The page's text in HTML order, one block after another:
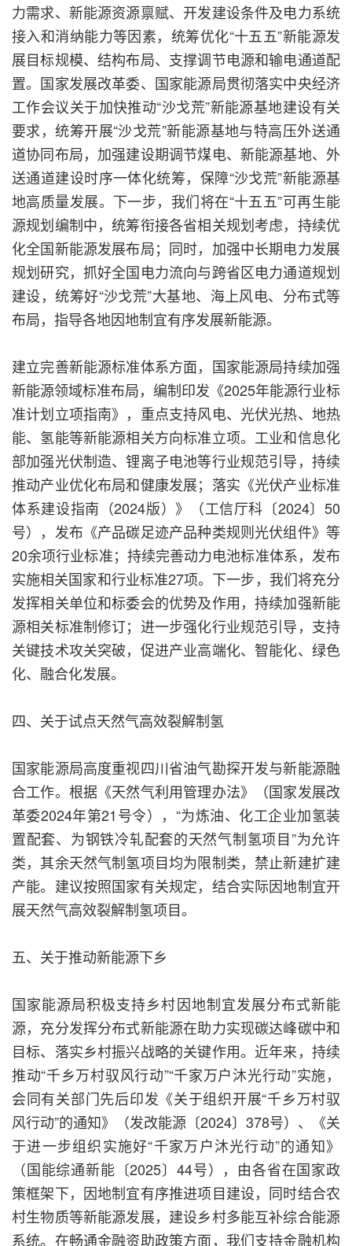
力需求、新能源资源禀赋、开发建设条件及电力系统
接入和消纳能力等因素，统筹优化“十五五”新能源发
展目标规模、结构布局、支撑调节电源和输电通道配
置。国家发展改革委、国家能源局贯彻落实中央经济
工作会议关于加快推动“沙戈荒”新能源基地建设有关
要求，统筹开展“沙戈荒”新能源基地与特高压外送通
道协同布局，加强建设期调节煤电、新能源基地、外
送通道建设时序一体化统筹，保障“沙戈荒”新能源基
地高质量发展。下一步，我们将在“十五五”可再生能
源规划编制中，统筹衔接各省相关规划考虑，持续优
化全国新能源发展布局；同时，加强中长期电力发展
规划研究，抓好全国电力流向与跨省区电力通道规划
建设，统筹好“沙戈荒”大基地、海上风电、分布式等
布局，指导各地因地制宜有序发展新能源。
建立完善新能源标准体系方面，国家能源局持续加强
新能源领域标准布局，编制印发《2025年能源行业标
准计划立项指南》，重点支持风电、光伏光热、地热
能、氢能等新能源相关方向标准立项。工业和信息化
部加强光伏制造、锂离子电池等行业规范引导，持续
推动产业优化布局和健康发展；落实《光伏产业标准
体系建设指南（2024版）》（工信厅科〔2024〕50
号），发布《产品碳足迹产品种类规则光伏组件》等
20余项行业标准；持续完善动力电池标准体系，发布
实施相关国家和行业标准27项。下一步，我们将充分
发挥相关单位和标委会的优势及作用，持续加强新能
源相关标准制修订；进一步强化行业规范引导，支持
关键技术攻关突破，促进产业高端化、智能化、绿色
化、融合化发展。
四、关于试点天然气高效裂解制氢
国家能源局高度重视四川省油气勘探开发与新能源融
合工作。根据《天然气利用管理办法》（国家发展改
革委2024年第21号令），“为炼油、化工企业加氢装
置配套、为钢铁冷轧配套的天然气制氢项目”为允许
类，其余天然气制氢项目均为限制类，禁止新建扩建
产能。建议按照国家有关规定，结合实际因地制宜开
展天然气高效裂解制氢项目。
五、关于推动新能源下乡
国家能源局积极支持乡村因地制宜发展分布式新能
源，充分发挥分布式新能源在助力实现碳达峰碳中和
目标、落实乡村振兴战略的关键作用。近年来，持续
推动“千乡万村驭风行动”“千家万户沐光行动”实施，
会同有关部门先后印发《关于组织开展“千乡万村驭
风行动”的通知》（发改能源〔2024〕378号）、《关
于进一步组织实施好“千家万户沐光行动”的通知》
（国能综通新能〔2025〕44号），由各省在国家政
策框架下，因地制宜有序推进项目建设，同时结合农
村生物质等新能源发展，建设乡村多能互补综合能源
系统。在畅通金融资助政策方面，我们支持金融机构